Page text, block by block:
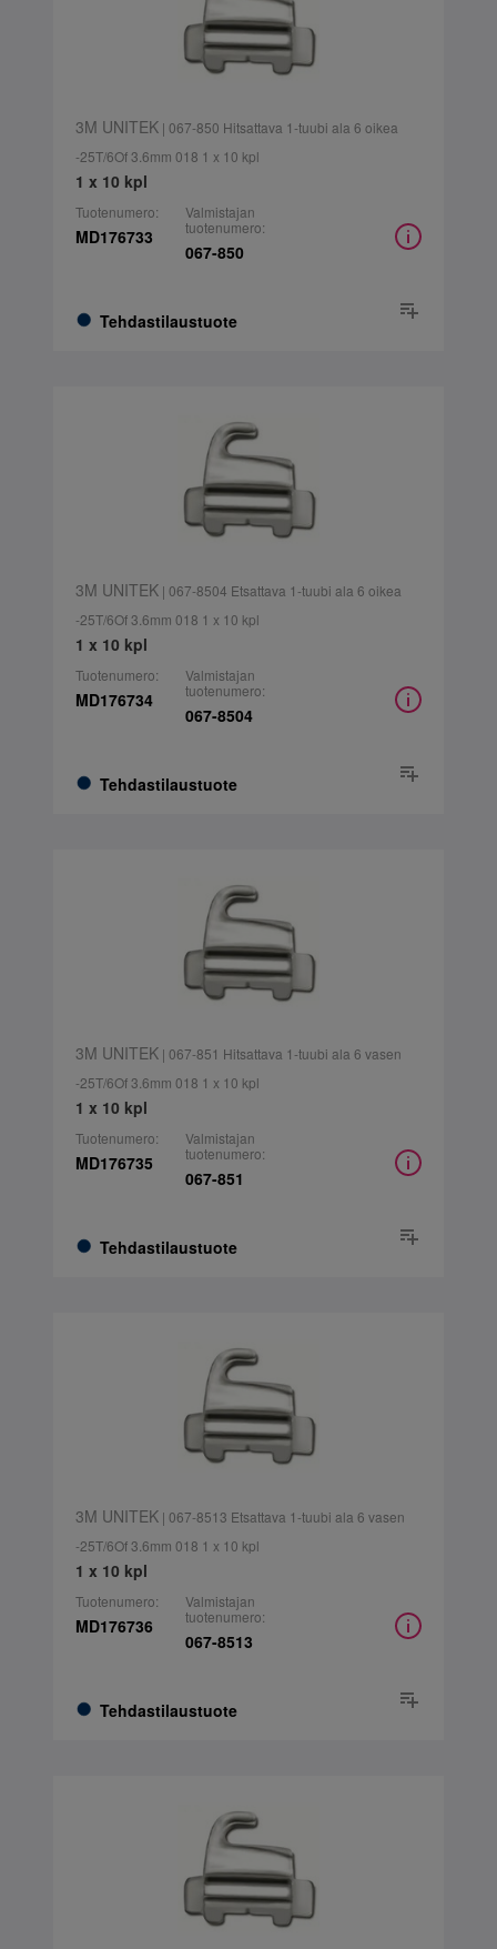
3M UNITEK| 067-850 Hitsattava 1-tuubi ala 6 oikea
-25T/6Of 3.6mm 018 1 x 10 kpl
1 x 10 kpl
Tuotenumero:
MD176733
Tehdastilaustuote
Valmistajan
tuotenumero:
067-850
3M UNITEK| 067-8504 Etsattava 1-tuubi ala 6 oikea
-25T/6Of 3.6mm 018 1 x 10 kpl
1 x 10 kpl
Tuotenumero:
MD176734
Tehdastilaustuote
Valmistajan
tuotenumero:
067-8504
3M UNITEK| 067-851 Hitsattava 1-tuubi ala 6 vasen
-25T/6Of 3.6mm 018 1 x 10 kpl
1 x 10 kpl
Tuotenumero:
MD176735
Tehdastilaustuote
Valmistajan
tuotenumero:
067-851
3M UNITEK| 067-8513 Etsattava 1-tuubi ala 6 vasen
-25T/6Of 3.6mm 018 1 x 10 kpl
1 x 10 kpl
Tuotenumero:
MD176736
Tehdastilaustuote
Valmistajan
tuotenumero:
067-8513